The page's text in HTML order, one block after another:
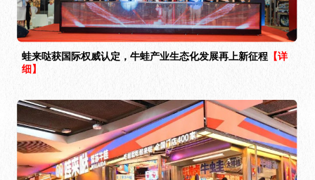
蛙来哒获国际权威认定，牛蛙产业生态化发展再上新征程 【详
细】